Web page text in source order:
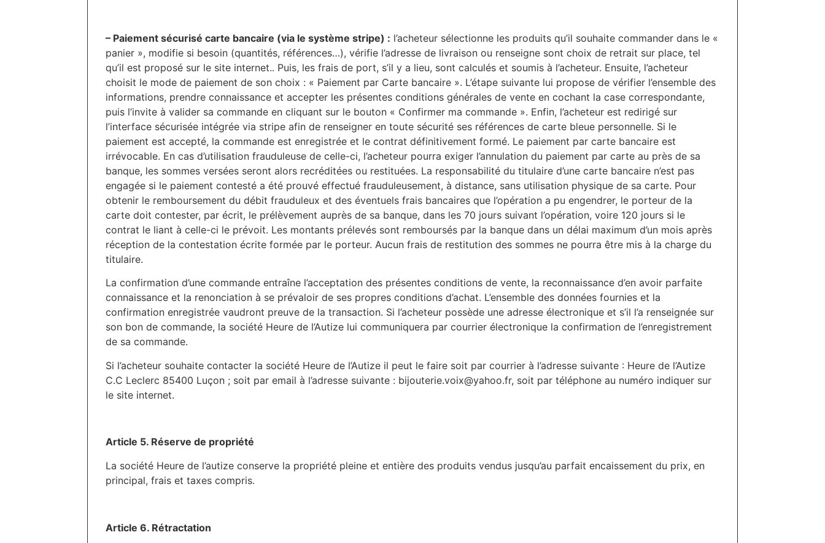
– Paiement sécurisé carte bancaire (via le système stripe) : l’acheteur sélectionne les produits qu’il souhaite commander dans le «
panier », modifie si besoin (quantités, références…), vérifie l’adresse de livraison ou renseigne sont choix de retrait sur place, tel
qu’il est proposé sur le site internet.. Puis, les frais de port, s’il y a lieu, sont calculés et soumis à l’acheteur. Ensuite, l’acheteur
choisit le mode de paiement de son choix : « Paiement par Carte bancaire ». L’étape suivante lui propose de vérifier l’ensemble des
informations, prendre connaissance et accepter les présentes conditions générales de vente en cochant la case correspondante,
puis l’invite à valider sa commande en cliquant sur le bouton « Confirmer ma commande ». Enfin, l’acheteur est redirigé sur
l’interface sécurisée intégrée via stripe afin de renseigner en toute sécurité ses références de carte bleue personnelle. Si le
paiement est accepté, la commande est enregistrée et le contrat définitivement formé. Le paiement par carte bancaire est
irrévocable. En cas d’utilisation frauduleuse de celle-ci, l’acheteur pourra exiger l’annulation du paiement par carte au près de sa
banque, les sommes versées seront alors recréditées ou restituées. La responsabilité du titulaire d’une carte bancaire n’est pas
engagée si le paiement contesté a été prouvé effectué frauduleusement, à distance, sans utilisation physique de sa carte. Pour
obtenir le remboursement du débit frauduleux et des éventuels frais bancaires que l’opération a pu engendrer, le porteur de la
carte doit contester, par écrit, le prélèvement auprès de sa banque, dans les 70 jours suivant l’opération, voire 120 jours si le
contrat le liant à celle-ci le prévoit. Les montants prélevés sont remboursés par la banque dans un délai maximum d’un mois après
réception de la contestation écrite formée par le porteur. Aucun frais de restitution des sommes ne pourra être mis à la charge du
titulaire.
La confirmation d’une commande entraîne l’acceptation des présentes conditions de vente, la reconnaissance d’en avoir parfaite
connaissance et la renonciation à se prévaloir de ses propres conditions d’achat. L’ensemble des données fournies et la
confirmation enregistrée vaudront preuve de la transaction. Si l’acheteur possède une adresse électronique et s’il l’a renseignée sur
son bon de commande, la société Heure de l’Autize lui communiquera par courrier électronique la confirmation de l’enregistrement
de sa commande.
Si l’acheteur souhaite contacter la société Heure de l’Autize il peut le faire soit par courrier à l’adresse suivante : Heure de l’Autize
C.C Leclerc 85400 Luçon ; soit par email à l’adresse suivante : bijouterie.voix@yahoo.fr, soit par téléphone au numéro indiquer sur
le site internet.
Article 5. Réserve de propriété
La société Heure de l’autize conserve la propriété pleine et entière des produits vendus jusqu’au parfait encaissement du prix, en
principal, frais et taxes compris.
Article 6. Rétractation